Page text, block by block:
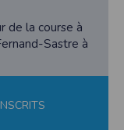
de la course à
Sastre à